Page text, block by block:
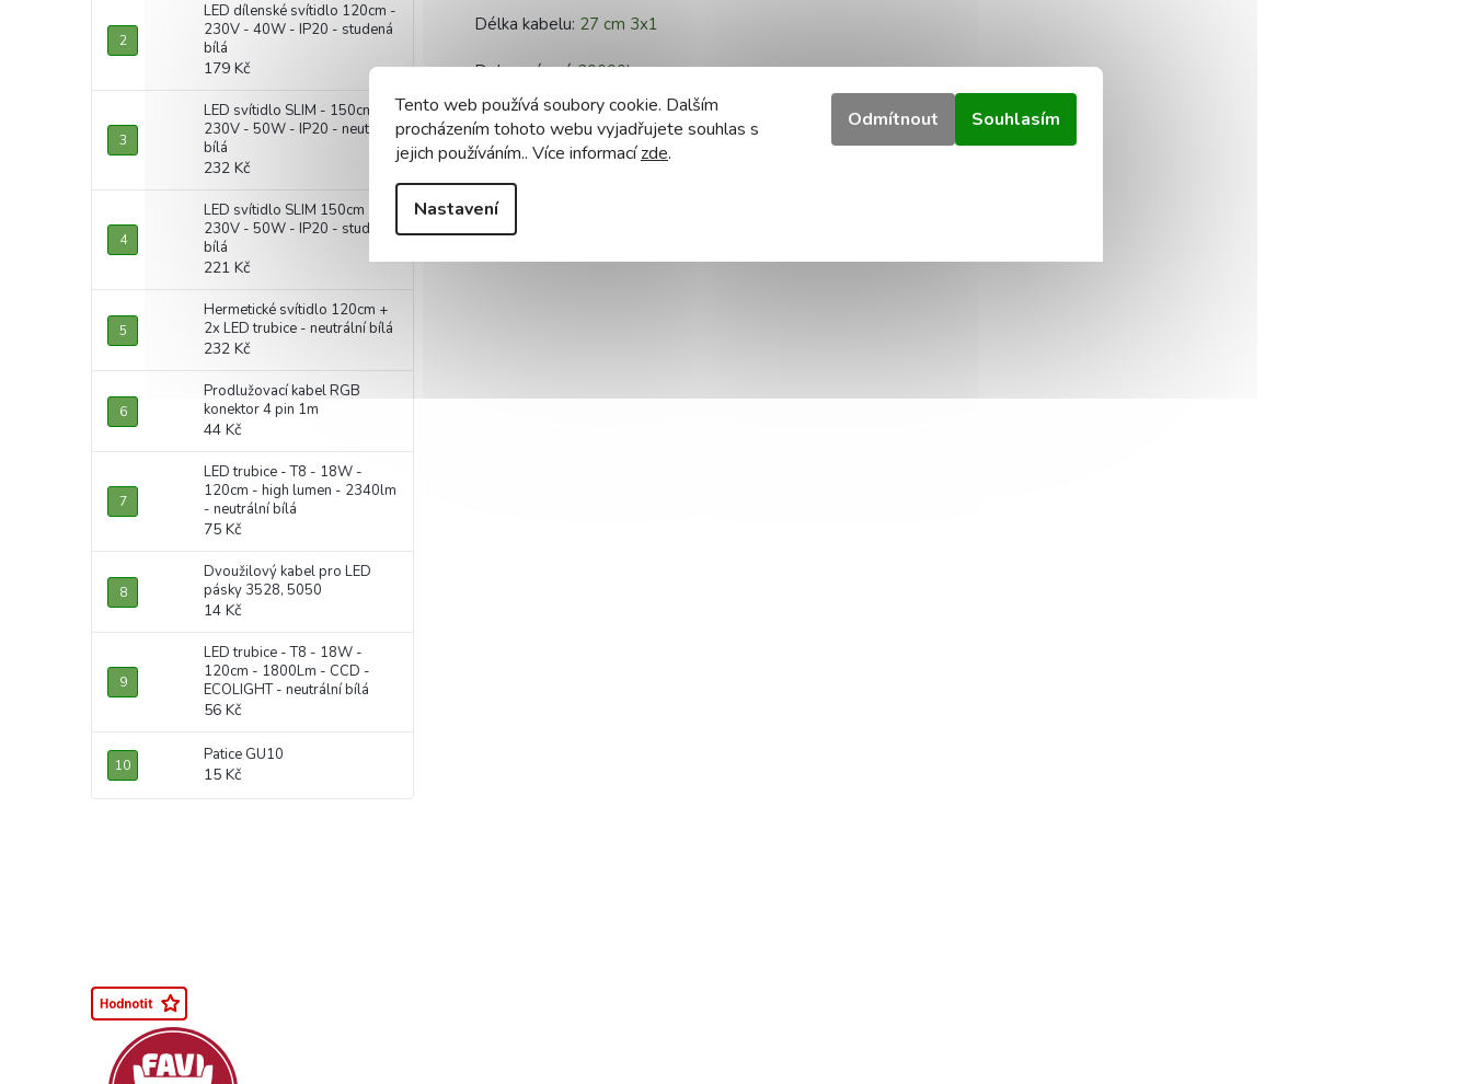
Tento web používá soubory cookie. Dalším
procházením tohoto webu vyjadřujete souhlas s
jejich používáním.. Více informacízde.
Nastavení
Odmítnout Souhlasím
LED dílenské svítidlo 120cm -
230V - 40W - IP20 - studená
bílá
179 Kč
LED svítidlo SLIM - 150cm -
230V - 50W - IP20 - neutrální
bílá
232 Kč
LED svítidlo SLIM 150cm -
230V - 50W - IP20 - studená
bílá
221 Kč
Hermetické svítidlo 120cm +
2x LED trubice - neutrální bílá
232 Kč
Prodlužovací kabel RGB
konektor 4 pin 1m
44 Kč
LED trubice - T8 - 18W -
120cm - high lumen - 2340lm
- neutrální bílá
75 Kč
Dvoužilový kabel pro LED
pásky 3528, 5050
14 Kč
LED trubice - T8 - 18W -
120cm - 1800Lm - CCD -
ECOLIGHT - neutrální bílá
56 Kč
Patice GU10
15 Kč
Délka kabelu: 27 cm 3x1
Doba svícení:30000h
CRI (index podání barev) : ≥80
PF (účiník):>0,9